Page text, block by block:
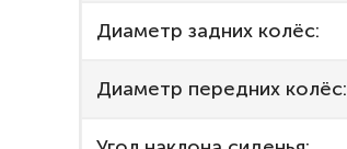
Диаметр задних колёс:
Диаметр передних колёс: